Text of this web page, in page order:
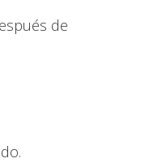
de